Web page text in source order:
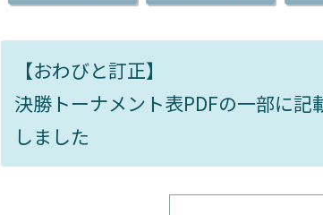
【おわびと訂正】
決勝トーナメント表PDFの一部に
しました